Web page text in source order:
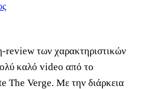
review των χαρακτηριστικών
καλό video από το
The Verge. Με την διάρκεια